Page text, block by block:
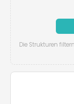
Die Strukturen